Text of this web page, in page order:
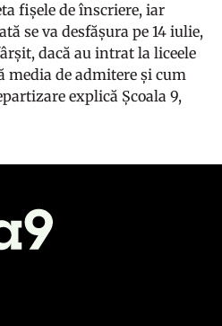
fișele de înscriere, iar
se va desfășura pe 14 iulie,
dacă au intrat la liceele
media de admitere și cum
explică Școala 9,